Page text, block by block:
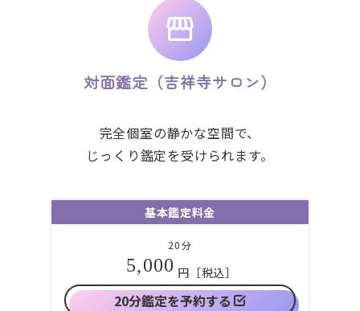
対面鑑定（吉祥寺サロン）
完全個室の静かな空間で、
じっくり鑑定を受けられます。
基本鑑定料金
20分
5,000 円［税込］
20分鑑定を予約する